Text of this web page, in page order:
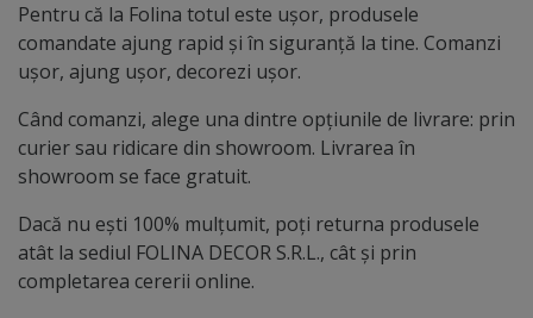
Pentru că la Folina totul este ușor, produsele
comandate ajung rapid și în siguranță la tine. Comanzi
ușor, ajung ușor, decorezi ușor.
Când comanzi, alege una dintre opțiunile de livrare: prin
curier sau ridicare din showroom. Livrarea în
showroom se face gratuit.
Dacă nu ești 100% mulțumit, poți returna produsele
atât la sediul FOLINA DECOR S.R.L., cât și prin
completarea cererii online.